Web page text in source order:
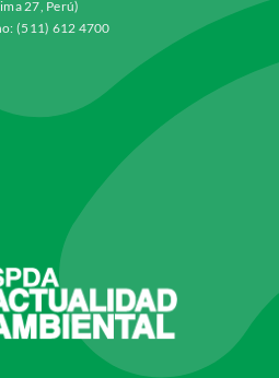
27, Perú)
(511) 612 4700